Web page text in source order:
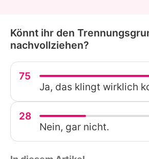
Könnt ihr den
nachvollziehen?
75
Ja, das klingt wirklich
28
Nein, gar nicht.